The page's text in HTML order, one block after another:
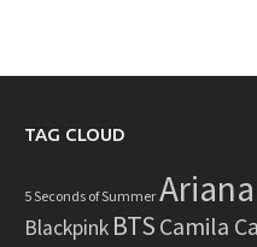
TAG CLOUD
5 Seconds of Summer
Blackpink BTS Camila